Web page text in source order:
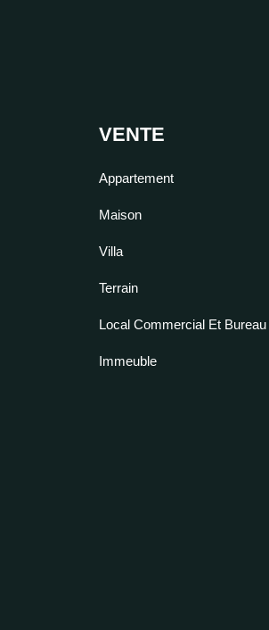
VENTE
Appartement
Maison
Villa
Terrain
Local Commercial Et Bureau
Immeuble